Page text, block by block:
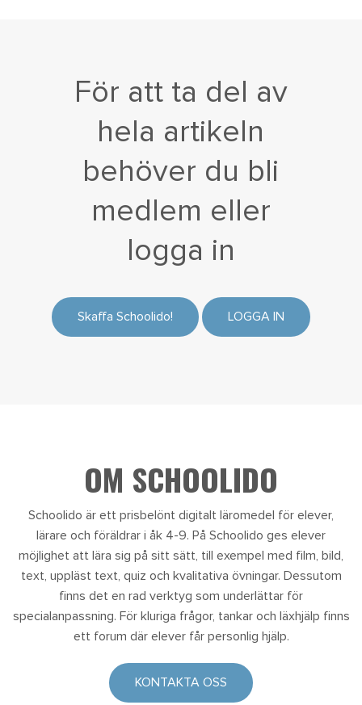
För att ta del av
hela artikeln
behöver du bli
medlem eller
logga in
Skaffa Schoolido! LOGGA IN
OM SCHOOLIDO
Schoolido är ett prisbelönt digitalt läromedel för elever,
lärare och föräldrar i åk 4-9. På Schoolido ges elever
möjlighet att lära sig på sitt sätt, till exempel med film, bild,
text, uppläst text, quiz och kvalitativa övningar. Dessutom
finns det en rad verktyg som underlättar för
specialanpassning. För kluriga frågor, tankar och läxhjälp finns
ett forum där elever får personlig hjälp.
KONTAKTA OSS